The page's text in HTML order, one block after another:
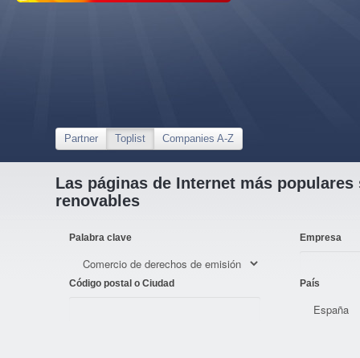
Partner Toplist Companies A-Z
Las páginas de Internet más populares
renovables
Palabra clave Empresa
Código postal o Ciudad País